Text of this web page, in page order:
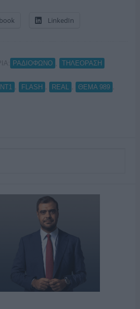
LinkedIn
ΡΑΔΙΟΦΩΝΟ ΤΗΛΕΟΡΑΣΗ
FLASH REAL ΘΕΜΑ 989